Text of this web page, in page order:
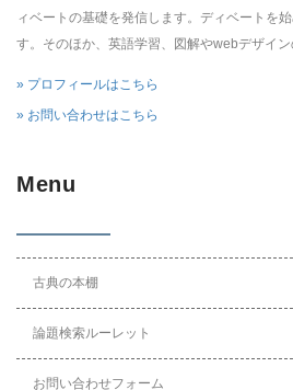
ィベートの基礎を発信します。ディベートを
す。そのほか、英語学習、図解やwebデザイン
» プロフィールはこちら
» お問い合わせはこちら
Menu
古典の本棚
論題検索ルーレット
お問い合わせフォーム